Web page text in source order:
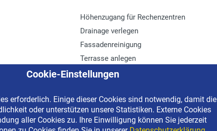
Höhenzugang für Rechenzentren
Drainage verlegen
Fassadenreinigung
Terrasse anlegen
Ladenbau
Miethotline 0800 092 99 70
Cookie-Einstellungen
erforderlich. Einige dieser Cookies sind notwendig, damit die
oder unterstützen unsere Statistiken. Externe Cookies
aller Cookies zu. Ihre Einwilligung können Sie jederzeit